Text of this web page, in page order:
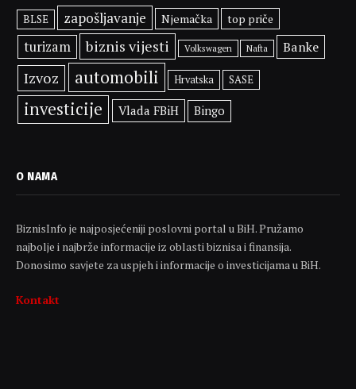
BLSE zapošljavanje Njemačka top priče
turizam biznis vijesti Volkswagen Nafta Banke
Izvoz automobili Hrvatska SASE
investicije Vlada FBiH Bingo
O NAMA
BiznisInfo je najposjećeniji poslovni portal u BiH. Pružamo
najbolje i najbrže informacije iz oblasti biznisa i finansija.
Donosimo savjete za uspjeh i informacije o investicijama u BiH.
Kontakt